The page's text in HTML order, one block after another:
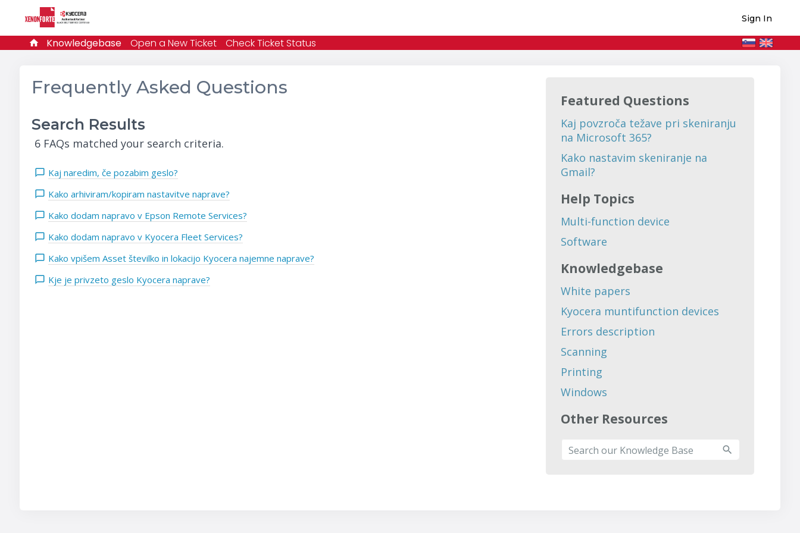
Sign In
Knowledgebase Open a New Ticket Check Ticket Status
Frequently Asked Questions
Search Results
6 FAQs matched your search criteria.
Kaj naredim, če pozabim geslo?
Kako arhiviram/kopiram nastavitve naprave?
Kako dodam napravo v Epson Remote Services?
Kako dodam napravo v Kyocera Fleet Services?
Kako vpišem Asset številko in lokacijo Kyocera najemne naprave?
Kje je privzeto geslo Kyocera naprave?
Featured Questions
Kaj povzroča težave pri skeniranju
na Microsoft 365?
Kako nastavim skeniranje na
Gmail?
Help Topics
Multi-function device
Software
Knowledgebase
White papers
Kyocera muntifunction devices
Errors description
Scanning
Printing
Windows
Other Resources